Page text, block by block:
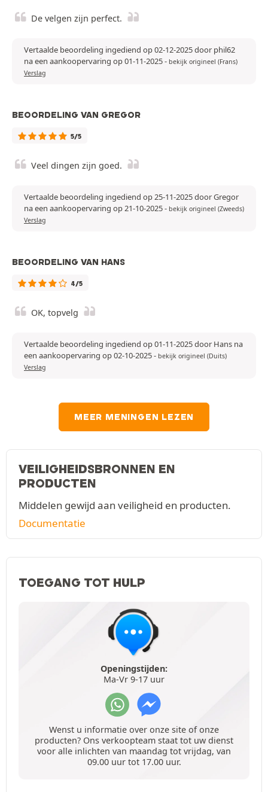
De velgen zijn perfect.
Vertaalde beoordeling ingediend op 02-12-2025 door phil62
na een aankoopervaring op 01-11-2025- bekijk origineel (Frans)
Verslag
BEOORDELING VAN GREGOR
5/5
Veel dingen zijn goed.
Vertaalde beoordeling ingediend op 25-11-2025 door Gregor
na een aankoopervaring op 21-10-2025- bekijk origineel (Zweeds)
Verslag
BEOORDELING VAN HANS
4/5
OK, topvelg
Vertaalde beoordeling ingediend op 01-11-2025 door Hans na
een aankoopervaring op 02-10-2025- bekijk origineel (Duits)
Verslag
MEER MENINGEN LEZEN
VEILIGHEIDSBRONNEN EN
PRODUCTEN
Middelen gewijd aan veiligheid en producten.
Documentatie
TOEGANG TOT HULP
Openingstijden:
Ma-Vr 9-17 uur
Wenst u informatie over onze site of onze
producten? Ons verkoopteam staat tot uw dienst
voor alle inlichten van maandag tot vrijdag, van
09.00 uur tot 17.00 uur.